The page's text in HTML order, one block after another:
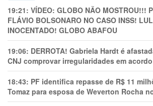
19:21: VÍDEO: GLOBO NÃO MOSTROU!!!
FLÁVIO BOLSONARO NO CASO INSS!
INOCENTADO! GLOBO ABAFOU
19:06: DERROTA! Gabriela Hardt é
CNJ comprovar irregularidades em
18:43: PF identifica repasse de R$ 11
Tomaz para esposa de Weverton Rocha